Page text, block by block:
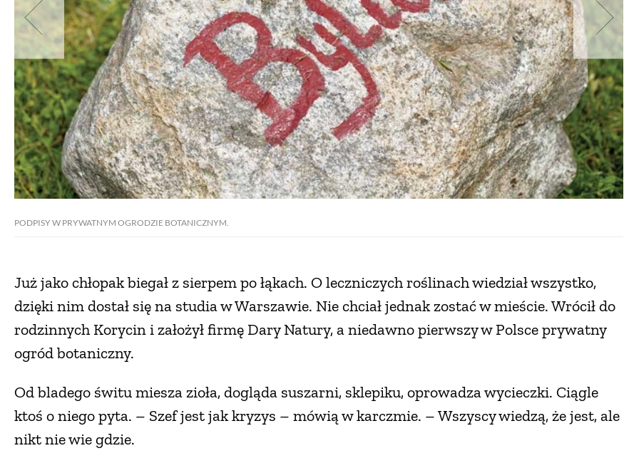
PODPISY W PRYWATNYM OGRODZIE BOTANICZNYM.
Już jako chłopak biegał z sierpem po łąkach. O leczniczych roślinach wiedział wszystko,
dzięki nim dostał się na studia w Warszawie. Nie chciał jednak zostać w mieście. Wrócił do
rodzinnych Korycin i założył firmę Dary Natury, a niedawno pierwszy w Polsce prywatny
ogród botaniczny.
Od bladego świtu miesza zioła, dogląda suszarni, sklepiku, oprowadza wycieczki. Ciągle
ktoś o niego pyta. – Szef jest jak kryzys – mówią w karczmie. – Wszyscy wiedzą, że jest, ale
nikt nie wie gdzie.